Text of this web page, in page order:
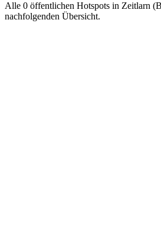
Alle 0 öffentlichen Hotspots in Zeitlarn
nachfolgenden Übersicht.